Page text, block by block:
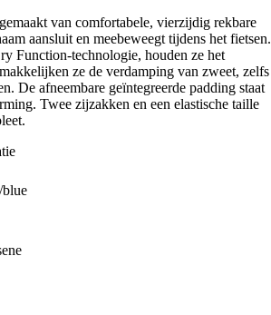
van comfortabele, vierzijdig rekbare
aansluit en meebeweegt tijdens het fietsen.
Function-technologie, houden ze het
ze de verdamping van zweet, zelfs
De afneembare geïntegreerde padding staat
Twee zijzakken en een elastische taille
blue